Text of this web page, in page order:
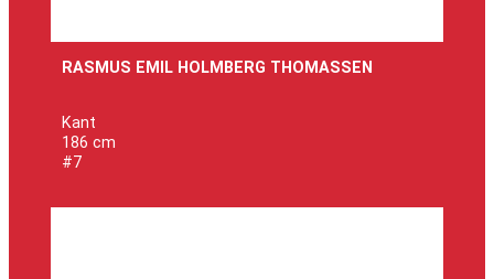
RASMUS EMIL HOLMBERG THOMASSEN
Kant
186 cm
#7